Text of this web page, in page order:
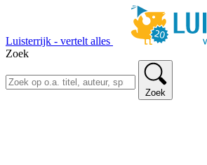
Luisterrijk - vertelt alles
Zoek
Zoek